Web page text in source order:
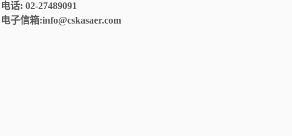
电话: 02-27489091
电子信箱:info@cskasaer.com